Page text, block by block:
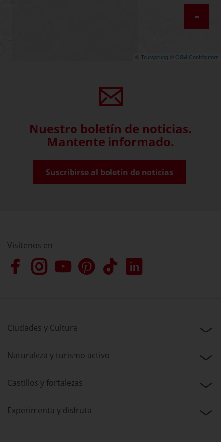
-
© Toursprung © OSM Contributors
Nuestro boletín de noticias.
Mantente informado.
Suscribirse al boletín de noticias
Visítenos en
Ciudades y Cultura
Naturaleza y turismo activo
Castillos y fortalezas
Experimenta y disfruta